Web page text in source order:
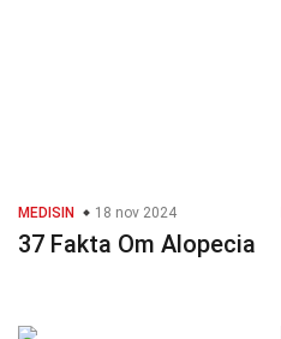
MEDISIN 18 nov 2024
37 Fakta Om Alopecia